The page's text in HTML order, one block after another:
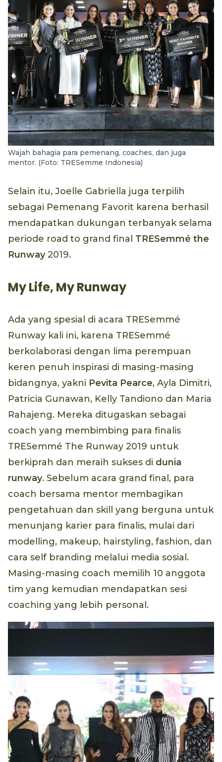
Wajah bahagia para pemenang, coaches, dan juga
mentor. (Foto: TRESemme Indonesia)
Selain itu, Joelle Gabriella juga terpilih
sebagai Pemenang Favorit karena berhasil
mendapatkan dukungan terbanyak selama
periode road to grand final TRESemmé the
Runway2019.
My Life, My Runway
Ada yang spesial di acara TRESemmé
Runway kali ini, karena TRESemmé
berkolaborasi dengan lima perempuan
keren penuh inspirasi di masing-masing
bidangnya, yakni Pevita Pearce, Ayla Dimitri,
Patricia Gunawan, Kelly Tandiono dan Maria
Rahajeng. Mereka ditugaskan sebagai
coach yang membimbing para finalis
TRESemmé The Runway 2019 untuk
berkiprah dan meraih sukses di dunia
runway. Sebelum acara grand final, para
coach bersama mentor membagikan
pengetahuan dan skill yang berguna untuk
menunjang karier para finalis, mulai dari
modelling, makeup, hairstyling, fashion, dan
cara self branding melalui media sosial.
Masing-masing coach memilih 10 anggota
tim yang kemudian mendapatkan sesi
coaching yang lebih personal.